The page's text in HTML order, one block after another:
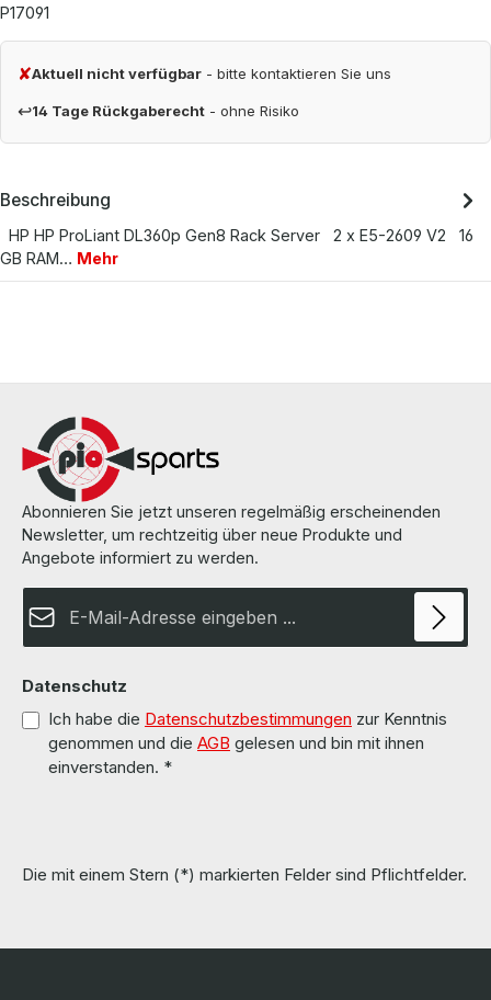
P17091
✘Aktuell nicht verfügbar - bitte kontaktieren Sie uns
↩14 Tage Rückgaberecht - ohne Risiko
Beschreibung
HP HP ProLiant DL360p Gen8 Rack Server 2 x E5-2609 V2 16
GB RAM… Mehr
Abonnieren Sie jetzt unseren regelmäßig erscheinenden
Newsletter, um rechtzeitig über neue Produkte und
Angebote informiert zu werden.
Datenschutz
Ich habe die Datenschutzbestimmungen zur Kenntnis
genommen und die AGB gelesen und bin mit ihnen
einverstanden. *
Die mit einem Stern (*) markierten Felder sind Pflichtfelder.